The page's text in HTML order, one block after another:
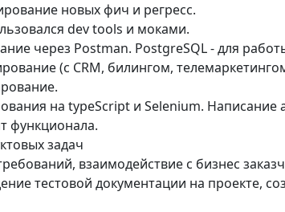
новых фич и регресс.
dev tools и моками.
через Postman. PostgreSQL - для
(с CRM, билингом,
на typeScript и Selenium. Написание
функционала.
задач
взаимодействие с бизнес
тестовой документации на проекте,